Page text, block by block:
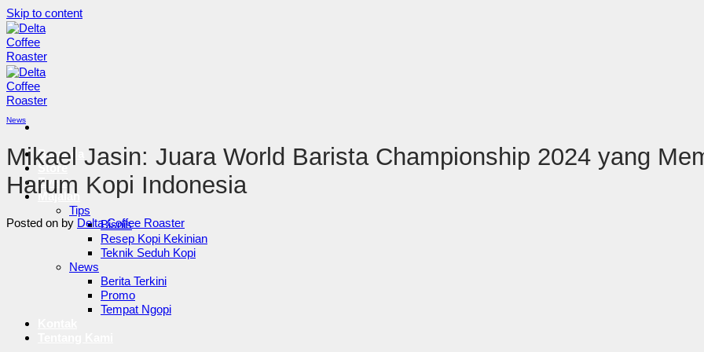
Skip to content
Beranda
Store
Event
Majalah
Tips
Bisnis
Resep Kopi Kekinian
Teknik Seduh Kopi
News
Berita Terkini
Promo
Tempat Ngopi
News
Mikael Jasin: Juara World Barista Championship 2024 yang
Harum Kopi Indonesia
Posted on by Delta Coffee Roaster